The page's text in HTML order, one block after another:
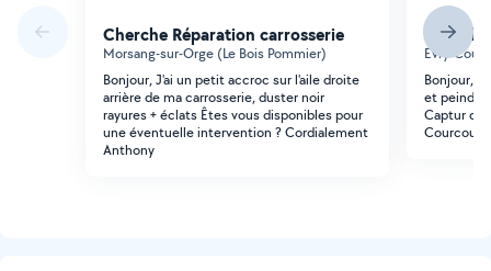
Cherche Réparation carrosserie
Morsang-sur-Orge (Le Bois Pommier)
Bonjour, J'ai un petit accroc sur l'aile droite
arrière de ma carrosserie, duster noir
rayures + éclats Êtes vous disponibles pour
une éventuelle intervention ? Cordialement
Anthony
Évry-
Bonjour,
et peindre
Captur de